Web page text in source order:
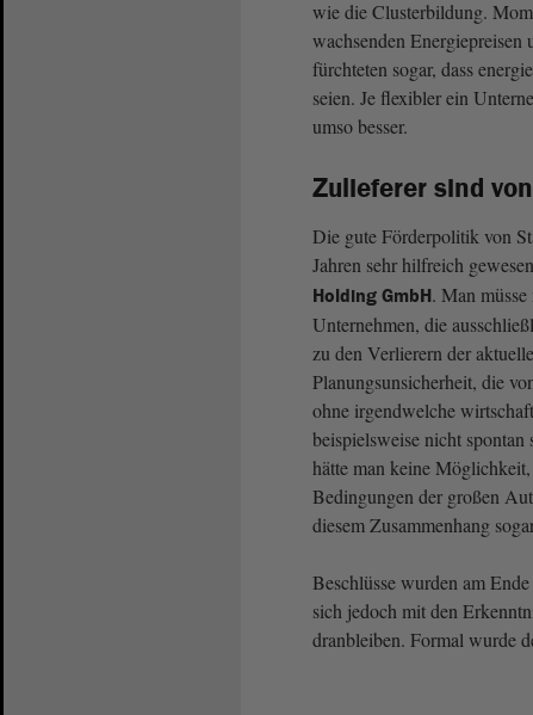
wie die Clusterbildung.
wachsenden Energiepreisen
fürchteten sogar, dass
seien. Je flexibler ein
umso besser.
Zulieferer sind
Die gute Förderpolitik von
Jahren sehr hilfreich
Holding GmbH. Man
Unternehmen, die
zu den Verlierern der
Planungsunsicherheit, die
ohne irgendwelche
beispielsweise nicht
hätte man keine
Bedingungen der großen
diesem Zusammenhang
Beschlüsse wurden am
sich jedoch mit den
dranbleiben. Formal wurde